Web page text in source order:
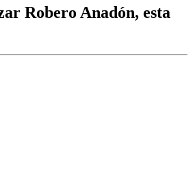
Robero Anadón, esta